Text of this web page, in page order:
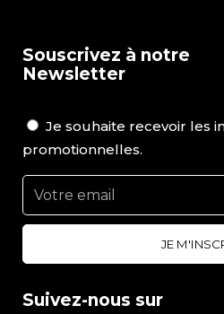
Souscrivez à notre
Newsletter
Je souhaite recevoir les
promotionnelles.
Suivez-nous sur